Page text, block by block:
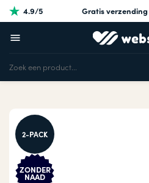
4.9/5 Gratis verzending
2-PACK
ZONDER
NAAD